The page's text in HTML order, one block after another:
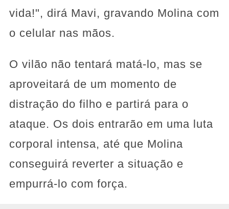
vida!", dirá Mavi, gravando Molina com
o celular nas mãos.
O vilão não tentará matá-lo, mas se
aproveitará de um momento de
distração do filho e partirá para o
ataque. Os dois entrarão em uma luta
corporal intensa, até que Molina
conseguirá reverter a situação e
empurrá-lo com força.